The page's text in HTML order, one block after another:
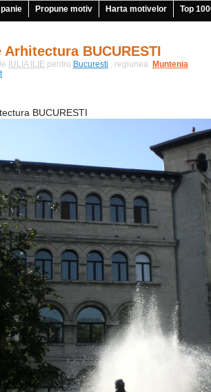
Propune motiv Harta motivelor Top
BUCURESTI
IULIA ILIE pentru Bucuresti , regiunea Muntenia
|
BUCURESTI